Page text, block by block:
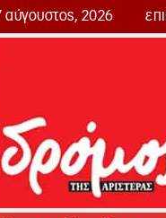
2026
Δρόμος